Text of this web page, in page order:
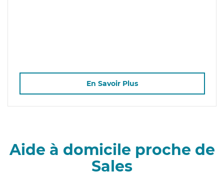
En Savoir Plus
Aide à domicile proche de
Sales